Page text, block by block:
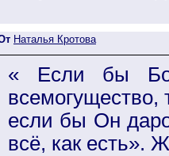
Наталья Кротова
« Если бы
всемогущество,
если бы Он
всё, как есть».